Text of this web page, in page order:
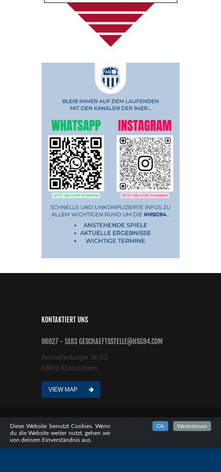
KONTAKTIERT UNS
06027 - 5183 GESCHAEFTSSTELLE@HSG94.COM
Aschaffenburger Str.53
63801 Kleinostheim
VIEW MAP
©2024 HSG 94 Kahl/Kleinostheim Wordpress All
rights reserved.
Diese Website benutzt Cookies. Wenn
du die Website weiter nutzt, gehen wir
von deinem Einverständnis aus.
Ok Weiterlesen